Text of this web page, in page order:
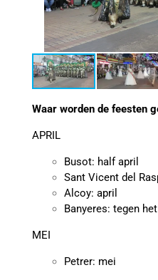
Waar worden de feesten
APRIL
Busot: half april
Sant Vicent del
Alcoy: april
Banyeres: tegen
MEI
Petrer: mei